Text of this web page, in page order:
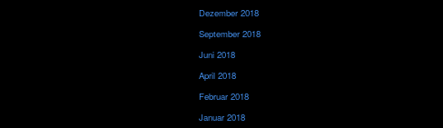
Dezember 2018
September 2018
Juni 2018
April 2018
Februar 2018
Januar 2018